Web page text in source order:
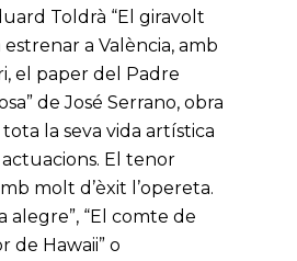
Toldrà “El giravolt
estrenar a València, amb
el paper del Padre
de José Serrano, obra
la seva vida artística
El tenor
molt d’èxit l’opereta.
alegre”, “El comte de
de Hawaii” o